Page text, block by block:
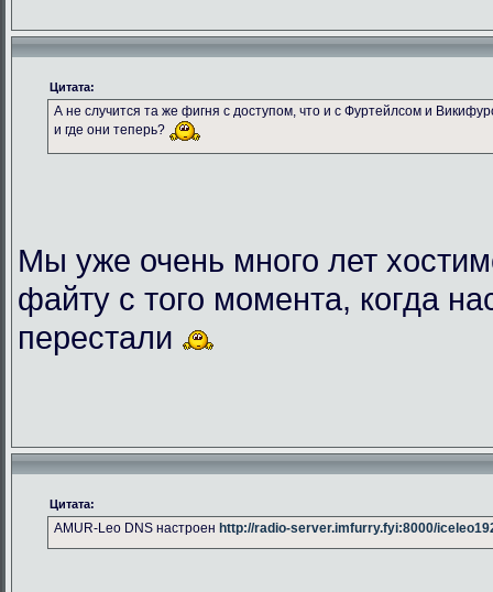
Цитата:
А не случится та же фигня с доступом, что и с Фуртейлсом и
и где они теперь?
Мы уже очень много лет
файту с того момента, когда
перестали
Цитата:
AMUR-Leo DNS настроен http://radio-server.imfurry.fyi:8000/